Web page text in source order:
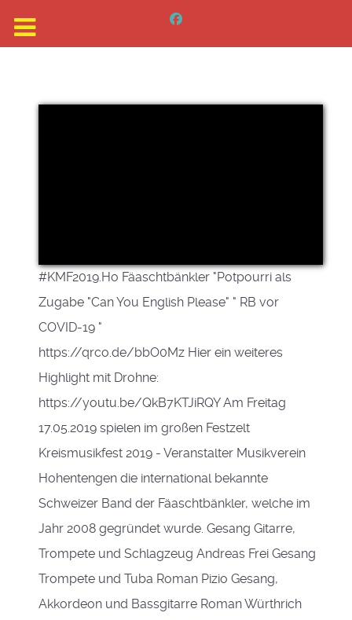
#KMF2019.Ho Fäaschtbänkler "Potpourri als
Zugabe "Can You English Please" " RB vor
COVID-19 "
https://qrco.de/bbO0Mz Hier ein weiteres
Highlight mit Drohne:
https://youtu.be/QkB7KTJiRQY Am Freitag
17.05.2019 spielen im großen Festzelt
Kreismusikfest 2019 - Veranstalter Musikverein
Hohentengen die international bekannte
Schweizer Band der Fäaschtbänkler, welche im
Jahr 2008 gegründet wurde. Gesang Gitarre,
Trompete und Schlagzeug Andreas Frei Gesang
Trompete und Tuba Roman Pizio Gesang,
Akkordeon und Bassgitarre Roman Würthrich